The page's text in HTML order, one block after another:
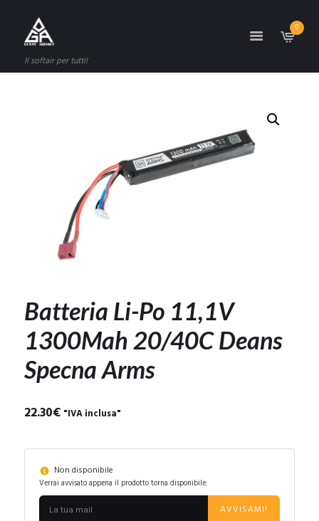
Il softair per tutti!
0
Batteria Li-Po 11,1V
1300Mah 20/40C Deans
Specna Arms
22.30€ "IVA inclusa"
Non disponibile
Verrai avvisato appena il prodotto torna disponibile:
AVVISAMI!